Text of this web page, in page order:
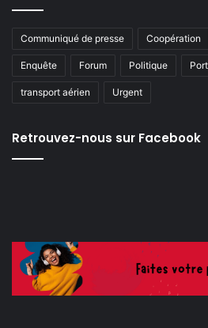
Communiqué de presse Coopération
Enquête Forum Politique
transport aérien Urgent
Retrouvez-nous sur Facebook